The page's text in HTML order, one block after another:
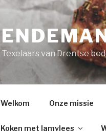
Texelaars van Drentse
Welkom Onze missie
Koken met lamvlees